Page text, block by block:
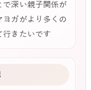
で深い親子関係が
ガがより多くの
行きたいです